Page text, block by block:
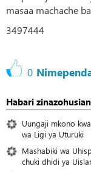
masaa machache
3497444
0
Habari
Uungaji mkono
wa Ligi ya Uturuki
Mashabiki wa
chuki dhidi ya